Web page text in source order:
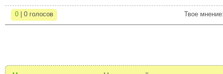
0 | 0 голосов Твое